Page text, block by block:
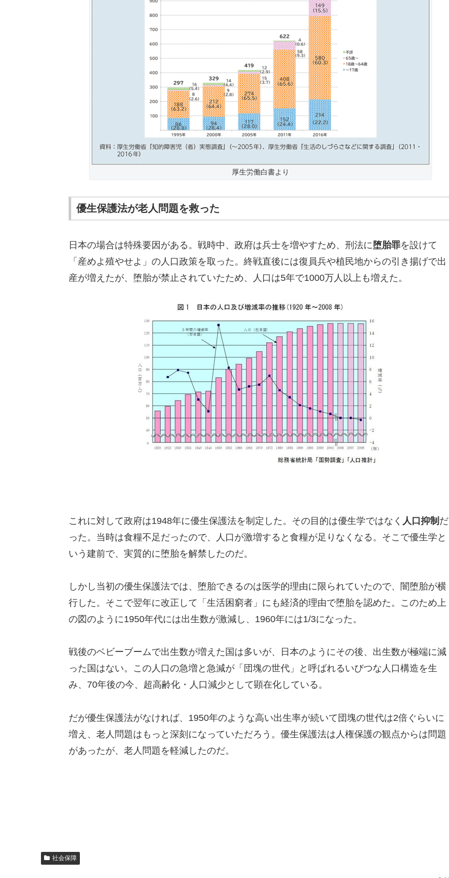
厚生労働白書より
優生保護法が老人問題を救った
日本の場合は特殊要因がある。戦時中、政府は兵士を増やすため、刑法に堕胎罪を設けて
「産めよ殖やせよ」の人口政策を取った。終戦直後には復員兵や植民地からの引き揚げで出
産が増えたが、堕胎が禁止されていたため、人口は5年で1000万人以上も増えた。
これに対して政府は1948年に優生保護法を制定した。その目的は優生学ではなく 人口抑制 だ
った。当時は食糧不足だったので、人口が激増すると食糧が足りなくなる。そこで優生学と
いう建前で、実質的に堕胎を解禁したのだ。
しかし当初の優生保護法では、堕胎できるのは医学的理由に限られていたので、闇堕胎が横
行した。そこで翌年に改正して「生活困窮者」にも経済的理由で堕胎を認めた。このため上
の図のように1950年代には出生数が激減し、1960年には1/3になった。
戦後のベビーブームで出生数が増えた国は多いが、日本のようにその後、出生数が極端に減
った国はない。この人口の急増と急減が「団塊の世代」と呼ばれるいびつな人口構造を生
み、70年後の今、超高齢化・人口減少として顕在化している。
だが優生保護法がなければ、1950年のような高い出生率が続いて団塊の世代は2倍ぐらいに
増え、老人問題はもっと深刻になっていただろう。優生保護法は人権保護の観点からは問題
があったが、老人問題を軽減したのだ。
社会保障